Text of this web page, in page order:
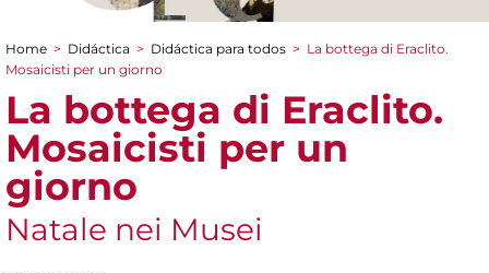
You are here
Home > Didáctica > Didáctica para todos > La bottega di Eraclito.
Mosaicisti per un giorno
La bottega di Eraclito.
Mosaicisti per un
giorno
Natale nei Musei